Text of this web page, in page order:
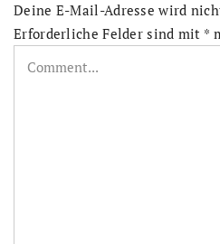
Deine E-Mail-Adresse wird
Erforderliche Felder sind mit *